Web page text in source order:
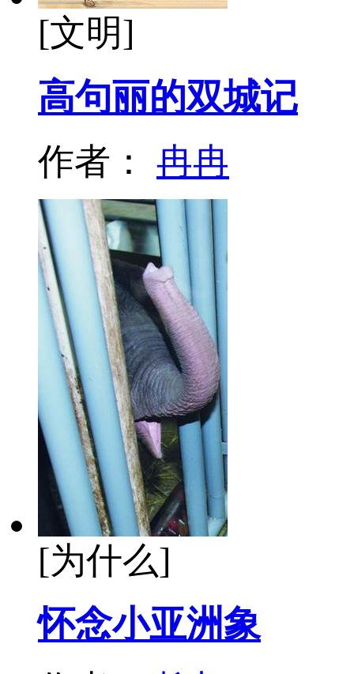
[文明]
高句丽的双城记
作者： 冉冉
[为什么]
怀念小亚洲象